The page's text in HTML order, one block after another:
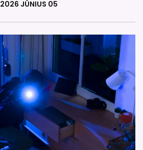
2026 JÚNIUS 05